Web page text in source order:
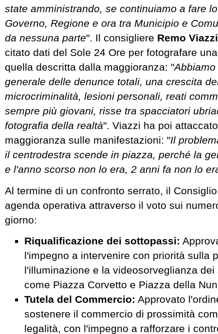
state amministrando, se continuiamo a fare
Governo, Regione e ora tra Municipio e
da nessuna parte". Il consigliere Remo
citato dati del Sole 24 Ore per fotografare
quella descritta dalla maggioranza: "
generale delle denunce totali, una crescita
microcriminalità, lesioni personali, reati
sempre più giovani, risse tra spacciatori
fotografia della realtà". Viazzi ha poi
maggioranza sulle manifestazioni: "Il
il centrodestra scende in piazza, perché la
e l'anno scorso non lo era, 2 anni fa non lo
Al termine di un confronto serrato, il
agenda operativa attraverso il voto sui
giorno:
Riqualificazione dei sottopassi:
l'impegno a intervenire con priorità sulla
l'illuminazione e la videosorveglianza
come Piazza Corvetto e Piazza della
Tutela del Commercio: Approvato
sostenere il commercio di prossimità
legalità, con l'impegno a rafforzare i